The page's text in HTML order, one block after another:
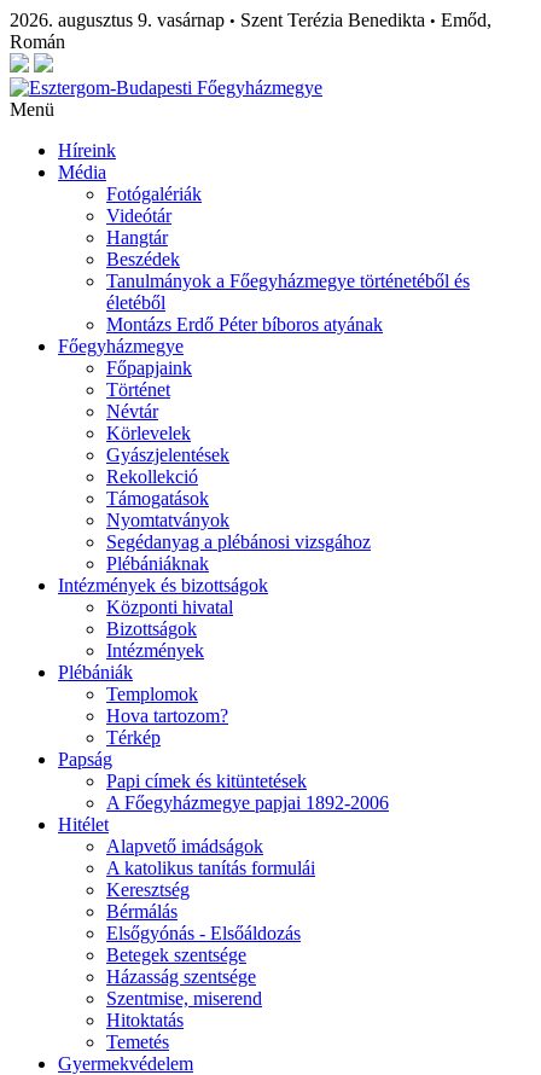
2026. augusztus 9. vasárnap • Szent Terézia Benedikta • Emőd,
Román
Menü
Híreink
Média
Fotógalériák
Videótár
Hangtár
Beszédek
Tanulmányok a Főegyházmegye történetéből és
életéből
Montázs Erdő Péter bíboros atyának
Főegyházmegye
Főpapjaink
Történet
Névtár
Körlevelek
Gyászjelentések
Rekollekció
Támogatások
Nyomtatványok
Segédanyag a plébánosi vizsgához
Plébániáknak
Intézmények és bizottságok
Központi hivatal
Bizottságok
Intézmények
Plébániák
Templomok
Hova tartozom?
Térkép
Papság
Papi címek és kitüntetések
A Főegyházmegye papjai 1892-2006
Hitélet
Alapvető imádságok
A katolikus tanítás formulái
Keresztség
Bérmálás
Elsőgyónás - Elsőáldozás
Betegek szentsége
Házasság szentsége
Szentmise, miserend
Hitoktatás
Temetés
Gyermekvédelem